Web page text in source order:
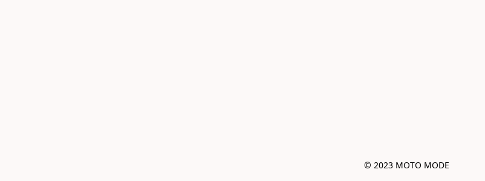
© 2023 MOTO MODE